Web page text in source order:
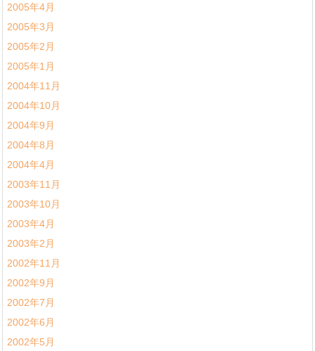
2005年4月
2005年3月
2005年2月
2005年1月
2004年11月
2004年10月
2004年9月
2004年8月
2004年4月
2003年11月
2003年10月
2003年4月
2003年2月
2002年11月
2002年9月
2002年7月
2002年6月
2002年5月